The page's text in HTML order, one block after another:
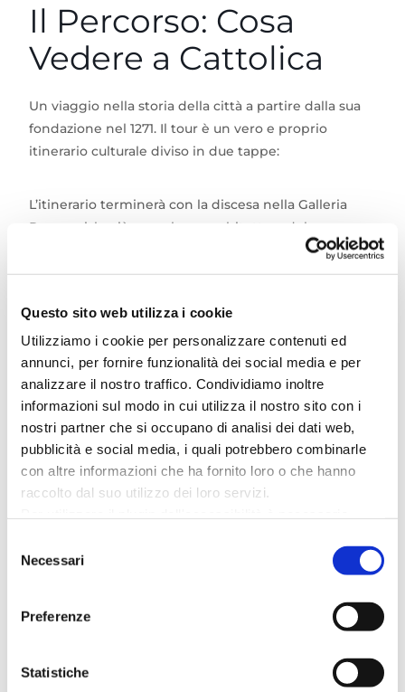
Questo sito web utilizza i cookie
Utilizziamo i cookie per personalizzare contenuti ed
annunci, per fornire funzionalità dei social media e per
analizzare il nostro traffico. Condividiamo inoltre
informazioni sul modo in cui utilizza il nostro sito con i
nostri partner che si occupano di analisi dei dati web,
pubblicità e social media, i quali potrebbero combinarle
con altre informazioni che ha fornito loro o che hanno
raccolto dal suo utilizzo dei loro servizi.
Per ulteriori informazioni è possibile consultare
Cookie Policy.
delNecessari
Preferenze
Statistiche
Il Percorso: Cosa
Vedere a Cattolica
Un viaggio nella storia della città a partire dalla sua
fondazione nel 1271. Il tour è un vero e proprio
itinerario culturale diviso in due tappe:
L’itinerario terminerà con la discesa nella Galleria
Paparoni, la più complessa architettura del
1. Visite guidate attraverso
la storia di Cattolica:
Passeggiata nel Centro
Storico
Il percorso parte dall’antico cuore della città.
Camminando tra le vie del
borgo medievale e
rinascimentale
, potrai ammirare i principali punti di
S.Apollinare; la Rocca Malatestiana; le taverne e le
osterie sorte lungo la Flaminia. Una guida esperta ti
crocevia di viandanti, marinai e storiche famiglie.
2. Visite guidate attraverso